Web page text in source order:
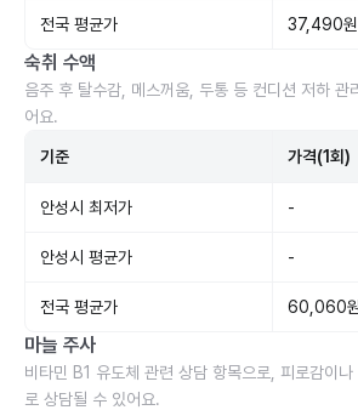
전국 평균가 37,490원
숙취 수액
음주 후 탈수감, 메스꺼움, 두통 등 컨디션 저하 관
어요.
기준 가격(1회)
안성시 최저가 -
안성시 평균가 -
전국 평균가 60,060원
마늘 주사
비타민 B1 유도체 관련 상담 항목으로, 피로감이
로 상담될 수 있어요.